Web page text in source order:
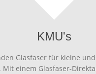
KMU's
Glasfaser für kleine
Mit einem Glasfaser-